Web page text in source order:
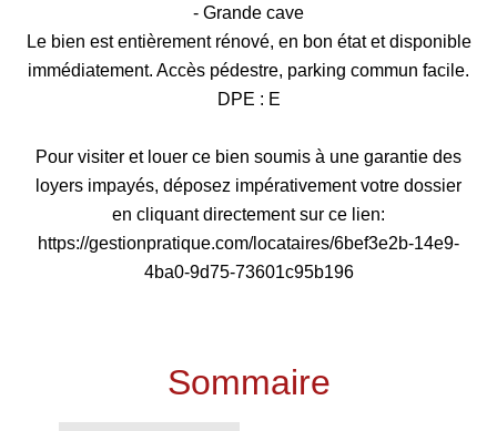
- Grande cave
Le bien est entièrement rénové, en bon état et disponible
immédiatement. Accès pédestre, parking commun facile.
DPE : E
Pour visiter et louer ce bien soumis à une garantie des
loyers impayés, déposez impérativement votre dossier
en cliquant directement sur ce lien:
https://gestionpratique.com/locataires/6bef3e2b-14e9-
4ba0-9d75-73601c95b196
Sommaire